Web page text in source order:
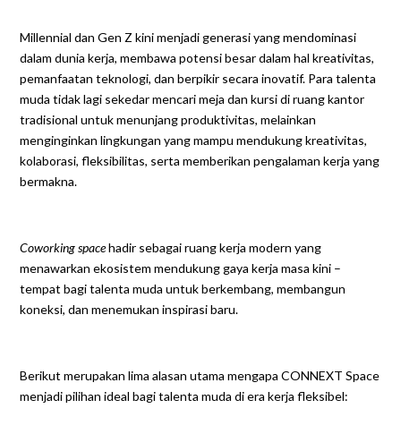
Millennial dan Gen Z kini menjadi generasi yang mendominasi
dalam dunia kerja, membawa potensi besar dalam hal kreativitas,
pemanfaatan teknologi, dan berpikir secara inovatif. Para talenta
muda tidak lagi sekedar mencari meja dan kursi di ruang kantor
tradisional untuk menunjang produktivitas, melainkan
menginginkan lingkungan yang mampu mendukung kreativitas,
kolaborasi, fleksibilitas, serta memberikan pengalaman kerja yang
bermakna.
Coworking spacehadir sebagai ruang kerja modern yang
menawarkan ekosistem mendukung gaya kerja masa kini –
tempat bagi talenta muda untuk berkembang, membangun
koneksi, dan menemukan inspirasi baru.
Berikut merupakan lima alasan utama mengapa CONNEXT Space
menjadi pilihan ideal bagi talenta muda di era kerja fleksibel: